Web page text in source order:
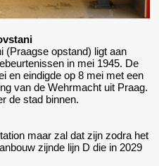
(Praagse opstand) ligt aan
in mei 1945. De
en eindigde op 8 mei met een
van de Wehrmacht uit Praag.
de stad binnen.
maar zal dat zijn zodra het
zijnde lijn D die in 2029